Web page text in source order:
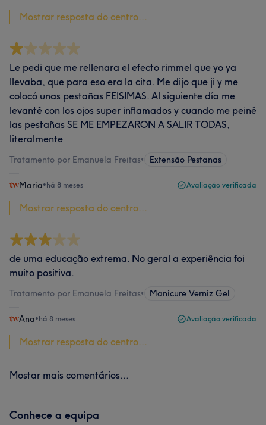
Mostrar resposta do centro...
Le pedi que me rellenara el efecto rimmel que yo ya
llevaba, que para eso era la cita. Me dijo que ji y me
colocó unas pestañas FEISIMAS. Al siguiente día me
levanté con los ojos super inflamados y cuando me peiné
las pestañas SE ME EMPEZARON A SALIR TODAS,
literalmente
Tratamento por Emanuela Freitas• Extensão Pestanas
Maria•há 8 meses Avaliação verificada
Mostrar resposta do centro...
de uma educação extrema. No geral a experiência foi
muito positiva.
Tratamento por Emanuela Freitas• Manicure Verniz Gel
Ana•há 8 meses Avaliação verificada
Mostrar resposta do centro...
Mostar mais comentários...
Conhece a equipa